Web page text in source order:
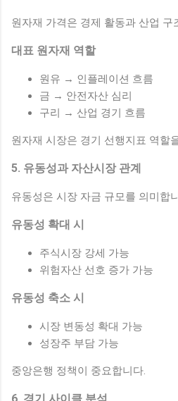
원자재 가격은 경제 활동과 산업 구
대표 원자재 역할
원유 → 인플레이션 흐름
금 → 안전자산 심리
구리 → 산업 경기 흐름
원자재 시장은 경기 선행지표 역할
5. 유동성과 자산시장 관계
유동성은 시장 자금 규모를 의미합
유동성 확대 시
주식시장 강세 가능
위험자산 선호 증가 가능
유동성 축소 시
시장 변동성 확대 가능
성장주 부담 가능
중앙은행 정책이 중요합니다.
6. 경기 사이클 분석